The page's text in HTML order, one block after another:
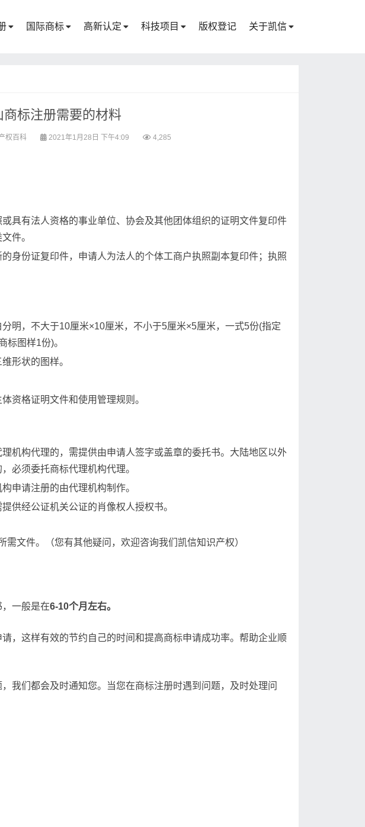
国际商标 高新认定 科技项目 版权登记 关于凯信
商标注册需要的材料
权百科 2021年1月28日 下午4:09 4,285
具有法人资格的事业单位、协会及其他团体组织的证明文件复印件
件。
身份证复印件，申请人为法人的个体工商户执照副本复印件；执照
明，不大于10厘米×10厘米，不小于5厘米×5厘米，一式5份(指定
标图样1份)。
形状的图样。
资格证明文件和使用管理规则。
理机构代理的，需提供由申请人签字或盖章的委托书。大陆地区以外
必须委托商标代理机构代理。
申请注册的由代理机构制作。
供经公证机关公证的肖像权人授权书。
文件。（您有其他疑问，欢迎咨询我们凯信知识产权）
一般是在6-10个月左右。
，这样有效的节约自己的时间和提高商标申请成功率。帮助企业顺
我们都会及时通知您。当您在商标注册时遇到问题，及时处理问